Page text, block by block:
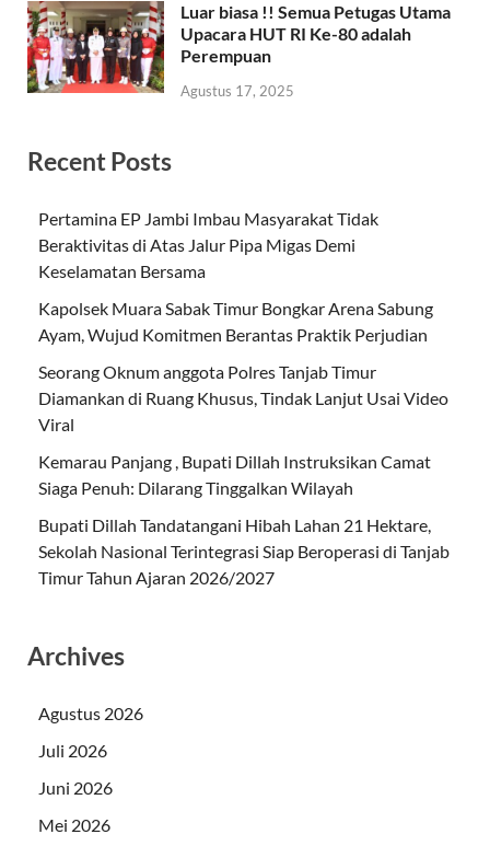
Luar biasa !! Semua Petugas Utama
Upacara HUT RI Ke-80 adalah
Perempuan
Agustus 17, 2025
Recent Posts
Pertamina EP Jambi Imbau Masyarakat Tidak
Beraktivitas di Atas Jalur Pipa Migas Demi
Keselamatan Bersama
Kapolsek Muara Sabak Timur Bongkar Arena Sabung
Ayam, Wujud Komitmen Berantas Praktik Perjudian
Seorang Oknum anggota Polres Tanjab Timur
Diamankan di Ruang Khusus, Tindak Lanjut Usai Video
Viral
Kemarau Panjang , Bupati Dillah Instruksikan Camat
Siaga Penuh: Dilarang Tinggalkan Wilayah
Bupati Dillah Tandatangani Hibah Lahan 21 Hektare,
Sekolah Nasional Terintegrasi Siap Beroperasi di Tanjab
Timur Tahun Ajaran 2026/2027
Archives
Agustus 2026
Juli 2026
Juni 2026
Mei 2026